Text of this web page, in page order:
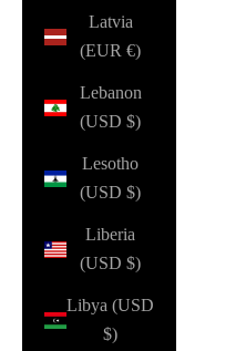
Latvia
(EUR €)
Lebanon
(USD $)
Lesotho
(USD $)
Liberia
(USD $)
Libya (USD
$)